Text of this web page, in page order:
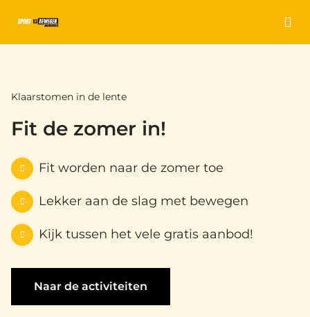
Klaarstomen in de lente
Fit de zomer in!
Fit worden naar de zomer toe
Lekker aan de slag met bewegen
Kijk tussen het vele gratis aanbod!
Naar de activiteiten